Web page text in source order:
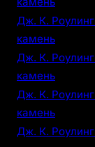
Дж. К.
камень
Дж. К.
камень
Дж. К.
камень
Дж. К.